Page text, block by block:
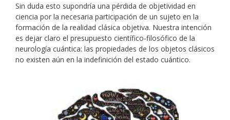
Sin duda esto supondría una pérdida de objetividad en
ciencia por la necesaria participación de un sujeto en la
formación de la realidad clásica objetiva. Nuestra intención
es dejar claro el presupuesto científico-filosófico de la
neurología cuántica: las propiedades de los objetos clásicos
no existen aún en la indefinición del estado cuántico.